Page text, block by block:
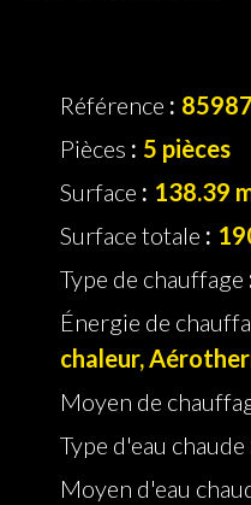
Référence
Pièces
5 pièces
Surface
138.39
Surface totale
Type de chauffage
Énergie de
chaleur,
Moyen de
Type d'eau chaude
Moyen d'eau